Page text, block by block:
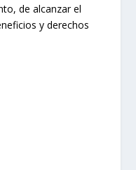
de alcanzar el
y derechos